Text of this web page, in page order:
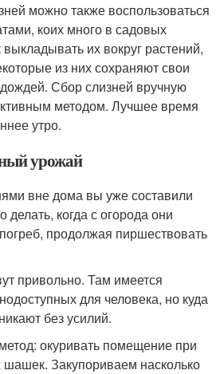
можно также воспользоваться
коих много в садовых
их вокруг растений,
из них сохраняют свои
Сбор слизней вручную
методом. Лучшее время
утро.
урожай
вне дома вы уже составили
делать, когда с огорода они
продолжая пиршествовать
привольно. Там имеется
для человека, но куда
без усилий.
окуривать помещение при
Закупориваем насколько